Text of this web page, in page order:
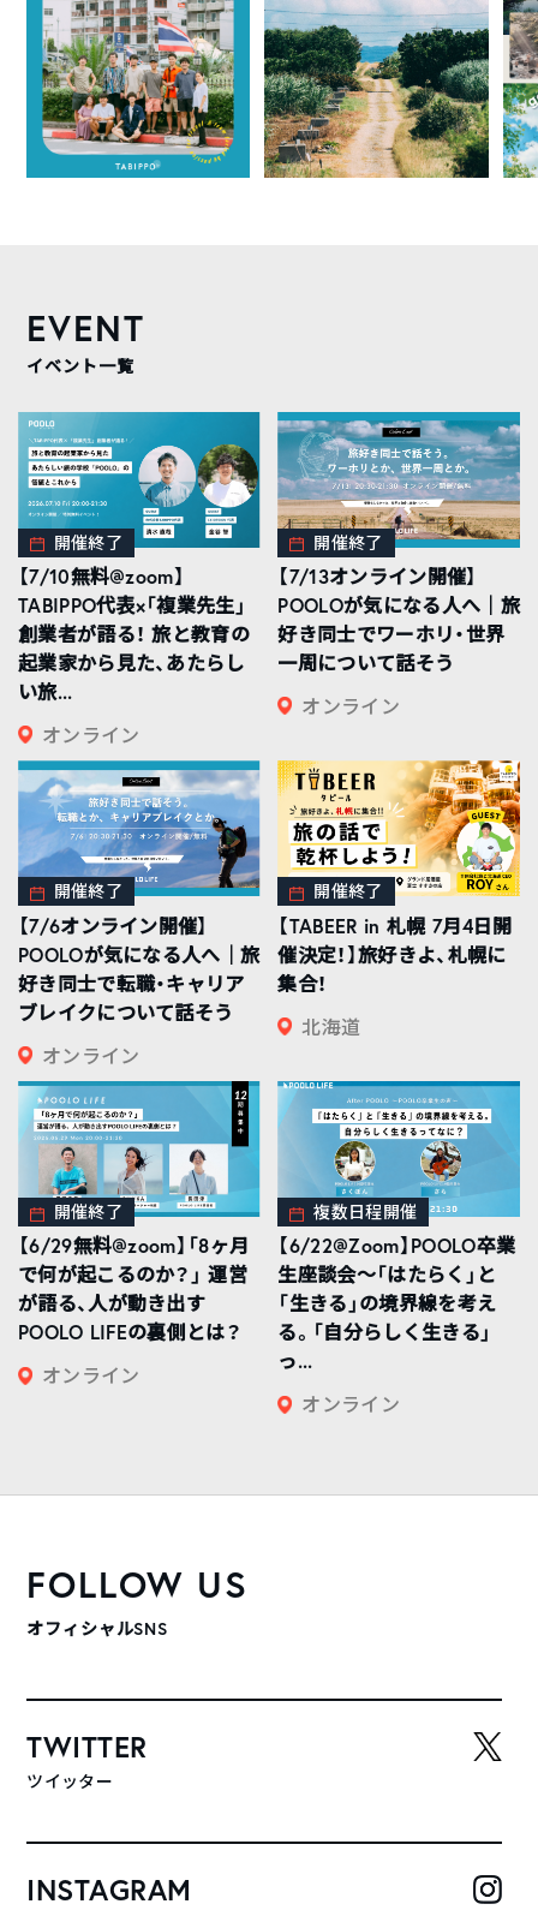
EVENT
イベント一覧
開催終了
【7/10無料@zoom】
TABIPPO代表×「複業先生」
創業者が語る！ 旅と教育の
起業家から見た、あたらし
い旅...
オンライン
開催終了
【7/13オンライン開催】
POOLOが気になる人へ｜旅
好き同士でワーホリ・世界
一周について話そう
オンライン
開催終了
【7/6オンライン開催】
POOLOが気になる人へ｜旅
好き同士で転職・キャリア
ブレイクについて話そう
オンライン
開催終了
【TABEER in 札幌 7月4日開
催決定！】旅好きよ、札幌に
集合！
北海道
開催終了
【6/29無料@zoom】「8ヶ月
で何が起こるのか？」 運営
が語る、人が動き出す
POOLO LIFEの裏側とは？
オンライン
複数日程開催
【6/22@Zoom】POOLO卒業
生座談会〜「はたらく」と
「生きる」の境界線を考え
る。「自分らしく生きる」
っ...
オンライン
FOLLOW US
オフィシャルSNS
TWITTER
ツイッター
INSTAGRAM